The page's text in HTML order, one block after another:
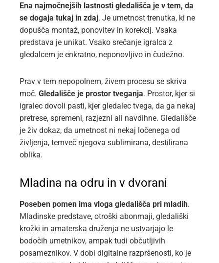
Ena najmočnejših lastnosti gledališča je v tem, da
se dogaja tukaj in zdaj. Je umetnost trenutka, ki ne
dopušča montaž, ponovitev in korekcij. Vsaka
predstava je unikat. Vsako srečanje igralca z
gledalcem je enkratno, neponovljivo in čudežno.
Prav v tem nepopolnem, živem procesu se skriva
moč. Gledališče je prostor tveganja. Prostor, kjer si
igralec dovoli pasti, kjer gledalec tvega, da ga nekaj
pretrese, spremeni, razjez­ni ali navdihne. Gledališče
je živ dokaz, da umetnost ni nekaj ločenega od
življenja, temveč njegova sublimirana, destilirana
oblika.
Mladina na odru in v dvorani
Poseben pomen ima vloga gledališča pri mladih.
Mladinske predstave, otroški abonmaji, gledališki
krožki in amaterska druženja ne ustvarjajo le
bodočih umetnikov, ampak tudi občutljivih
posameznikov. V dobi digitalne razpršenosti, ko je